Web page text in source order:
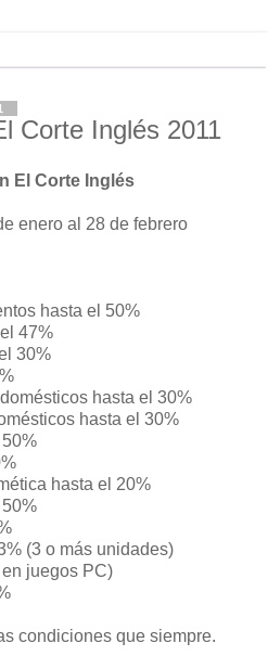
Corte Inglés 2011
El Corte Inglés
enero al 28 de febrero
hasta el 50%
47%
30%
hasta el 30%
hasta el 30%
hasta el 20%
(3 o más unidades)
juegos PC)
condiciones que siempre.